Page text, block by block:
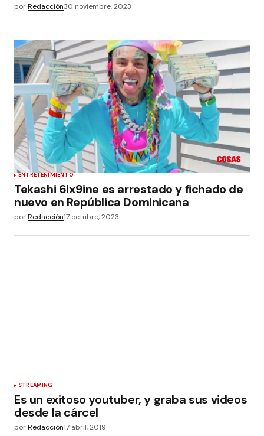
porRedacción30 noviembre, 2023
ENTRETENIMIENTO
Tekashi 6ix9ine es arrestado y fichado de
nuevo en República Dominicana
porRedacción17 octubre, 2023
STREAMING
Es un exitoso youtuber, y graba sus videos
desde la cárcel
porRedacción17 abril, 2019